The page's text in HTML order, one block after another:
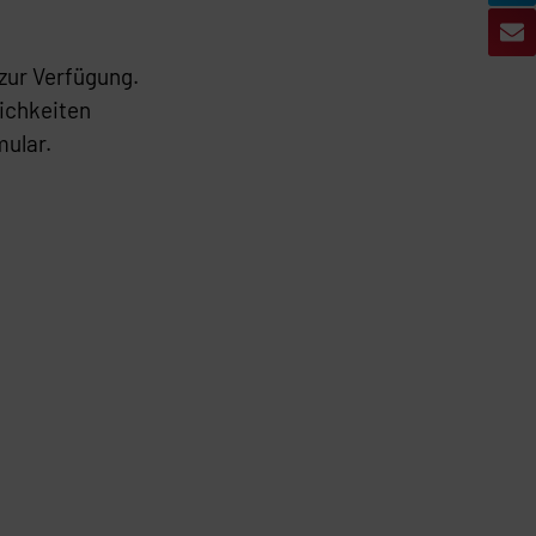
Verfügung.